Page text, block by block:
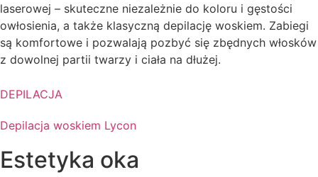
laserowej – skuteczne niezależnie do koloru i gęstości
owłosienia, a także klasyczną depilację woskiem. Zabiegi
są komfortowe i pozwalają pozbyć się zbędnych włosków
z dowolnej partii twarzy i ciała na dłużej.
DEPILACJA
Depilacja woskiem Lycon
Estetyka oka